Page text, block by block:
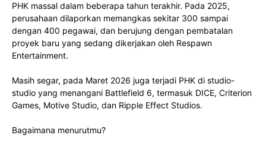
PHK massal dalam beberapa tahun terakhir. Pada 2025,
perusahaan dilaporkan memangkas sekitar 300 sampai
dengan 400 pegawai, dan berujung dengan pembatalan
proyek baru yang sedang dikerjakan oleh Respawn
Entertainment.
Masih segar, pada Maret 2026 juga terjadi PHK di studio-
studio yang menangani Battlefield 6, termasuk DICE, Criterion
Games, Motive Studio, dan Ripple Effect Studios.
Bagaimana menurutmu?